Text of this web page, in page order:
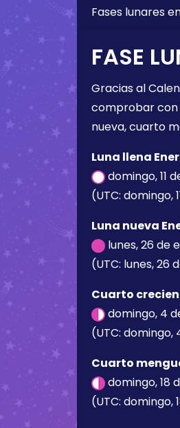
Fases lunares
FASE
Gracias al
comprobar con
nueva, cuarto
Luna llena
domingo, 11
(UTC: domingo,
Luna nueva
lunes, 26 de
(UTC: lunes, 26
Cuarto
domingo, 4
(UTC: domingo,
Cuarto
domingo, 18
(UTC: domingo,